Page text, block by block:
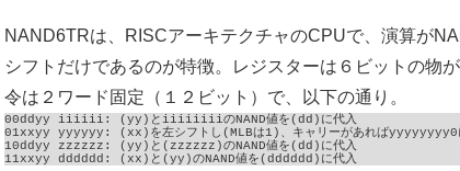
NAND6TRは、RISCアーキテクチャのCPUで、演算が
シフトだけであるのが特徴。レジスターは６ビットの物
令は２ワード固定（１２ビット）で、以下の通り。
00ddyy iiiiii: (yy)とiiiiiiiiのNAND値を(dd)に代入
01xxyy yyyyyy: (xx)を左シフトし(MLBは1)、キャリーがあればyyyyyyyy0
10ddyy zzzzzz: (yy)と(zzzzzz)のNAND値を(dd)に代入
11xxyy dddddd: (xx)と(yy)のNAND値を(dddddd)に代入